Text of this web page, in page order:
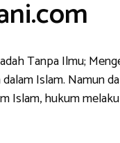
Tanpa Ilmu;
Islam. Namun
Islam, hukum